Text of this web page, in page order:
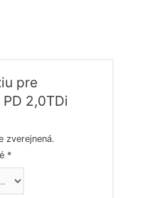
pre
PD 2,0TDi
zverejnená.
*